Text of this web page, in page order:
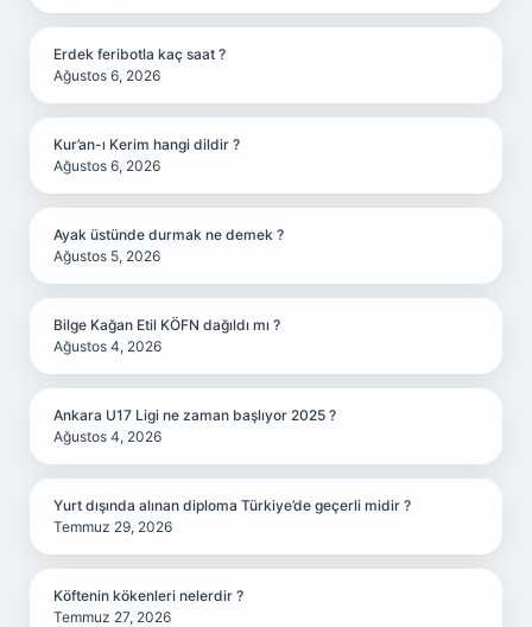
Erdek feribotla kaç saat ?
Ağustos 6, 2026
Kur’an-ı Kerim hangi dildir ?
Ağustos 6, 2026
Ayak üstünde durmak ne demek ?
Ağustos 5, 2026
Bilge Kağan Etil KÖFN dağıldı mı ?
Ağustos 4, 2026
Ankara U17 Ligi ne zaman başlıyor 2025 ?
Ağustos 4, 2026
Yurt dışında alınan diploma Türkiye’de geçerli midir ?
Temmuz 29, 2026
Köftenin kökenleri nelerdir ?
Temmuz 27, 2026